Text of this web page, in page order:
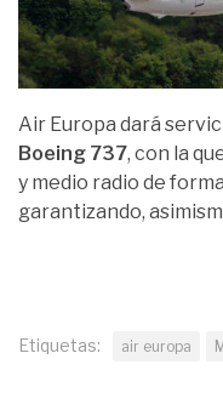
Air Europa dará
Boeing 737, con la
y medio radio de
garantizando,
Etiquetas: air europa